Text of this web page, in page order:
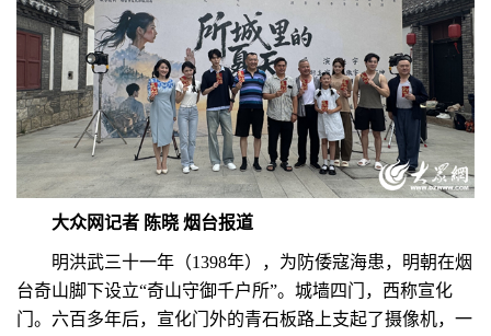
大众网记者 陈晓 烟台报道
明洪武三十一年（1398年），为防倭寇海患，明朝在烟
台奇山脚下设立“奇山守御千户所”。城墙四门，西称宣化
门。六百多年后，宣化门外的青石板路上支起了摄像机，一